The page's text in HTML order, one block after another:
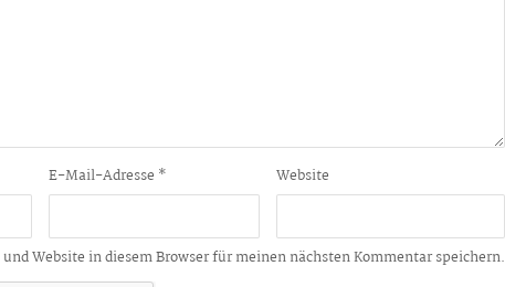
E-Mail-Adresse * Website
Website in diesem Browser für meinen nächsten Kommentar speichern.